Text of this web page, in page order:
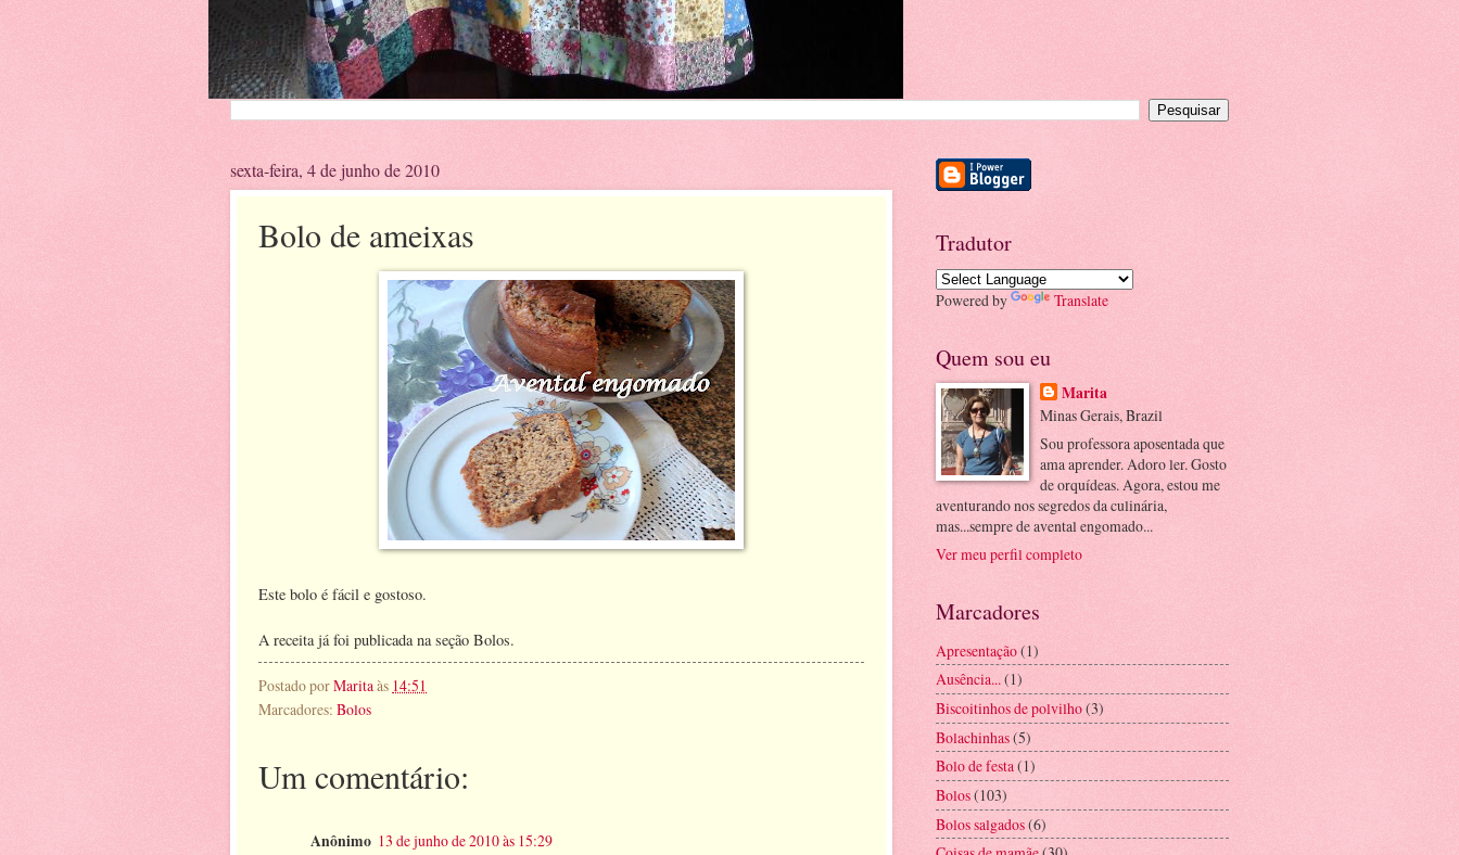
sexta-feira, 4 de junho de 2010
Bolo de ameixas
Este bolo é fácil e gostoso.
A receita já foi publicada na seção Bolos.
Postado porMarita às 14:51
Marcadores: Bolos
Um comentário:
Anônimo 13 de junho de 2010 às 15:29
Tradutor
Powered by Translate
Quem sou eu
Marita
Minas Gerais, Brazil
Sou professora aposentada que
ama aprender. Adoro ler. Gosto
de orquídeas. Agora, estou me
aventurando nos segredos da culinária,
mas...sempre de avental engomado...
Ver meu perfil completo
Marcadores
Apresentação(1)
Ausência...(1)
Biscoitinhos de polvilho(3)
Bolachinhas(5)
Bolo de festa(1)
Bolos(103)
Bolos salgados(6)